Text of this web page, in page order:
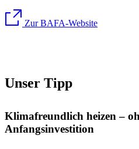
Zur BAFA-Website
Unser Tipp
Klimafreundlich heizen –
Anfangsinvestition